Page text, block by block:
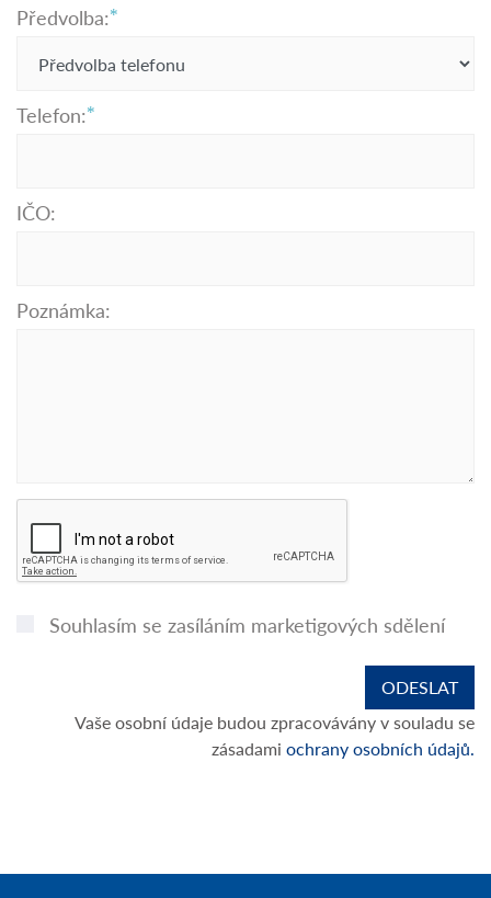
Předvolba:
Telefon:
IČO:
Poznámka:
Souhlasím se zasíláním marketigových sdělení
Vaše osobní údaje budou zpracovávány v souladu se
zásadami ochrany osobních údajů.